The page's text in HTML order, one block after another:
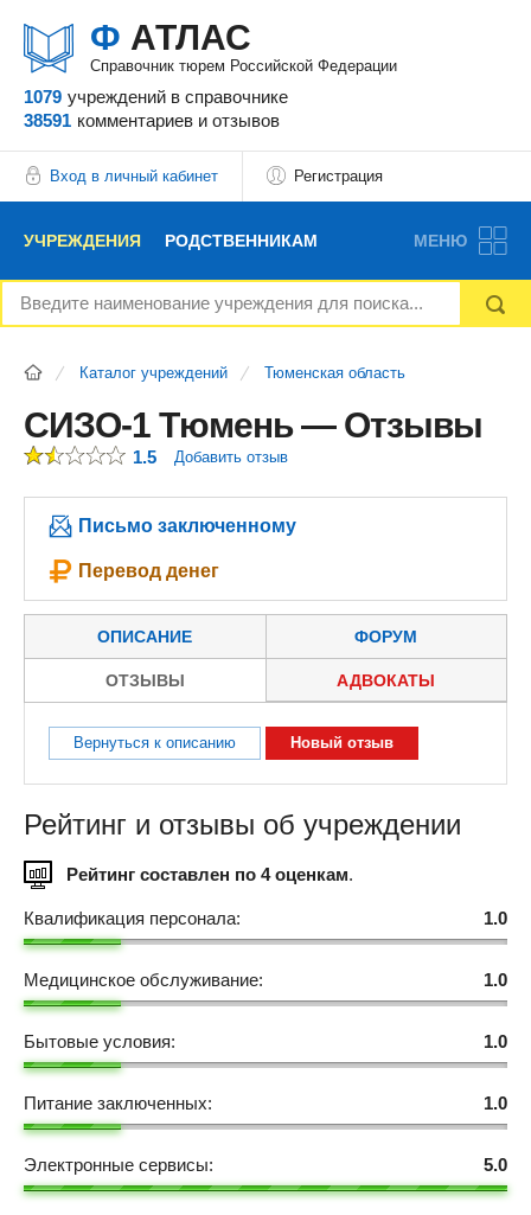
Ф АТЛАС
Справочник тюрем Российской Федерации
1079 учреждений в справочнике
38591 комментариев и отзывов
Вход в личный кабинет Регистрация
УЧРЕЖДЕНИЯ РОДСТВЕННИКАМ
НОВОСТИ БЛОГ АДВОКАТЫ
РЕКЛАМОДАТЕЛЯМ
МЕНЮ
Каталог учреждений Тюменская область
СИЗО-1 Тюмень — Отзывы
1.5 Добавить отзыв
Письмо заключенному
Перевод денег
ОПИСАНИЕ ФОРУМ
ОТЗЫВЫ АДВОКАТЫ
Вернуться к описанию Новый отзыв
Рейтинг и отзывы об учреждении
Рейтинг составлен по 4 оценкам.
1.0
Квалификация персонала:
1.0
Медицинское обслуживание:
1.0
Бытовые условия:
1.0
Питание заключенных:
5.0
Электронные сервисы: